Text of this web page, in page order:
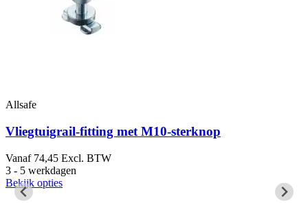
Allsafe
Vliegtuigrail-fitting met M10-sterknop
Vanaf 74,45 Excl. BTW
3 - 5 werkdagen
Bekijk opties